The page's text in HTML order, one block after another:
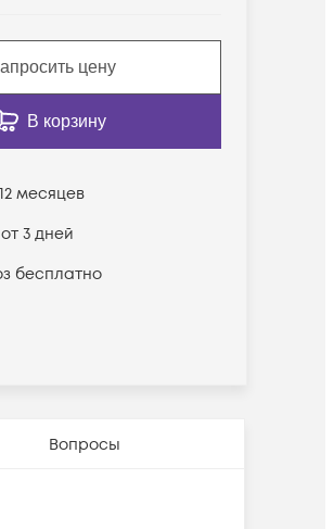
цену
В корзину
12 месяцев
3 дней
бесплатно
Вопросы